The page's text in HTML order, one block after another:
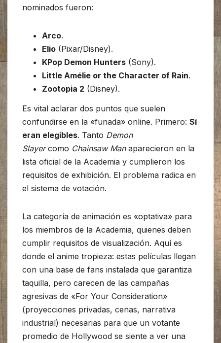
nominados fueron:
Arco.
Elio (Pixar/Disney).
KPop Demon Hunters (Sony).
Little Amélie or the Character of Rain.
Zootopia 2 (Disney).
Es vital aclarar dos puntos que suelen
confundirse en la «funada» online. Primero: Sí
eran elegibles. Tanto Demon
Slayercomo Chainsaw Manaparecieron en la
lista oficial de la Academia y cumplieron los
requisitos de exhibición. El problema radica en
el sistema de votación.
La categoría de animación es «optativa» para
los miembros de la Academia, quienes deben
cumplir requisitos de visualización. Aquí es
donde el anime tropieza: estas películas llegan
con una base de fans instalada que garantiza
taquilla, pero carecen de las campañas
agresivas de «For Your Consideration»
(proyecciones privadas, cenas, narrativa
industrial) necesarias para que un votante
promedio de Hollywood se siente a ver una